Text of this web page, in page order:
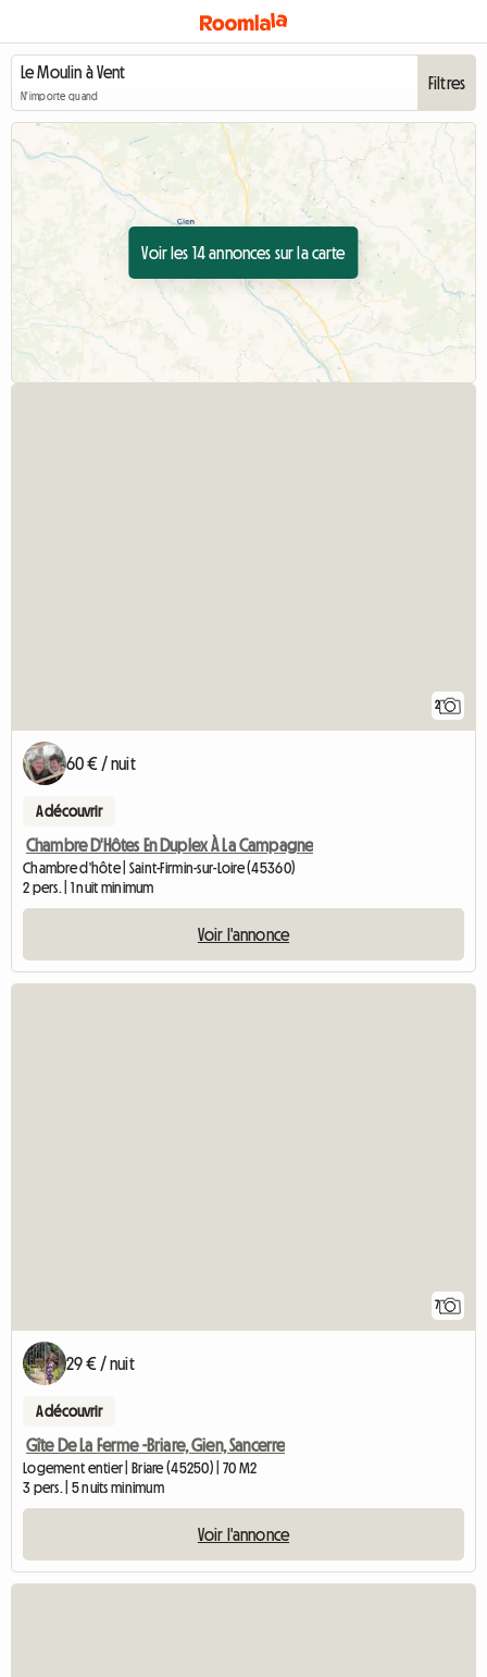
N'importe quand
Filtres
Voir les 14 annonces sur la carte
2
60 € / nuit
A découvrir
Chambre D'Hôtes En Duplex À La Campagne
Chambre d'hôte | Saint-Firmin-sur-Loire (45360)
2 pers. | 1 nuit minimum
Voir l'annonce
7
29 € / nuit
A découvrir
Gîte De La Ferme -Briare, Gien, Sancerre
Logement entier | Briare (45250) | 70 M2
3 pers. | 5 nuits minimum
Voir l'annonce